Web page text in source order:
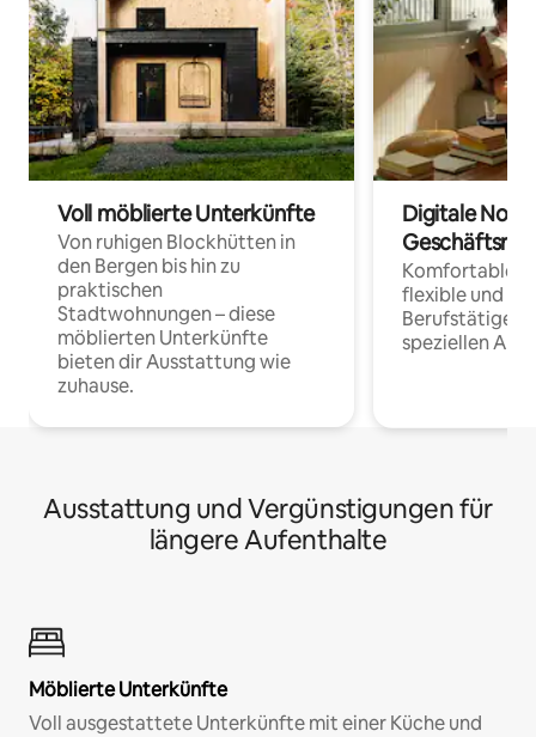
Voll möblierte Unterkünfte
Von ruhigen Blockhütten in
den Bergen bis hin zu
praktischen
Stadtwohnungen – diese
möblierten Unterkünfte
bieten dir Ausstattung wie
zuhause.
Digitale
Komfortable
flexible und
Berufstätige
speziellen
Ausstattung und Vergünstigungen für
längere Aufenthalte
Möblierte Unterkünfte
Voll ausgestattete Unterkünfte mit einer Küche und